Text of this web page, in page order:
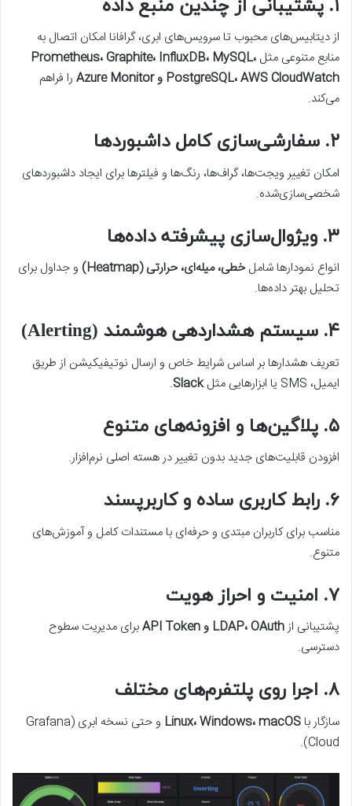
۱. پشتیبانی از چندین منبع داده
از دیتابیس‌های محبوب تا سرویس‌های ابری، گرافانا امکان اتصال به
منابع متنوعی مثل Prometheus، Graphite، InfluxDB، MySQL،
PostgreSQL، AWS CloudWatch و Azure Monitor
را فراهم
می‌کند.
۲. سفارشی‌سازی کامل داشبوردها
امکان تغییر ویجت‌ها، گراف‌ها، رنگ‌ها و فیلترها برای ایجاد داشبوردهای
شخصی‌سازی‌شده.
۳. ویژوال‌سازی پیشرفته داده‌ها
انواع نمودارها شاملخطی، میله‌ای، حرارتی (Heatmap)
و جداول برای
تحلیل بهتر داده‌ها.
۴. سیستم هشداردهی هوشمند (Alerting)
تعریف هشدارها بر اساس شرایط خاص و ارسال نوتیفیکیشن از طریق
ایمیل، SMS یا ابزارهایی مثل
Slack
.
۵. پلاگین‌ها و افزونه‌های متنوع
افزودن قابلیت‌های جدید بدون تغییر در هسته اصلی نرم‌افزار.
۶. رابط کاربری ساده و کاربرپسند
مناسب برای کاربران مبتدی و حرفه‌ای با مستندات کامل و آموزش‌های
متنوع.
۷. امنیت و احراز هویت
پشتیبانی ازLDAP، OAuth و API Token
برای مدیریت سطوح
دسترسی.
۸. اجرا روی پلتفرم‌های مختلف
سازگار باLinux، Windows، macOS
و حتی نسخه ابری (Grafana
Cloud).